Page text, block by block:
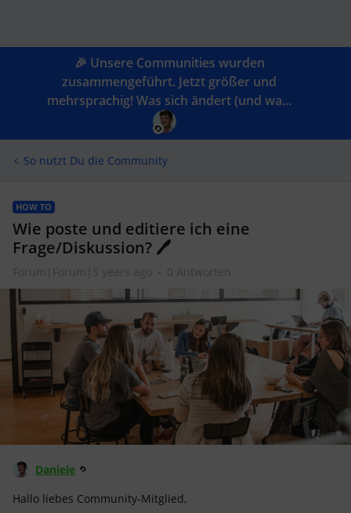
🎉 Unsere Communities wurden
zusammengeführt. Jetzt größer und
mehrsprachig! Was sich ändert (und wa...
So nutzt Du die Community
HOW TO
Wie poste und editiere ich eine
Frage/Diskussion? 🖊️
Forum|Forum|5 years ago 0 Antworten
Daniele
Hallo liebes Community-Mitglied,